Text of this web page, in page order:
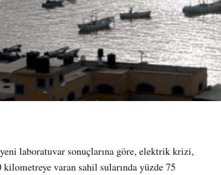
laboratuvar sonuçlarına göre, elektrik krizi,
varan sahil sularında yüzde 75